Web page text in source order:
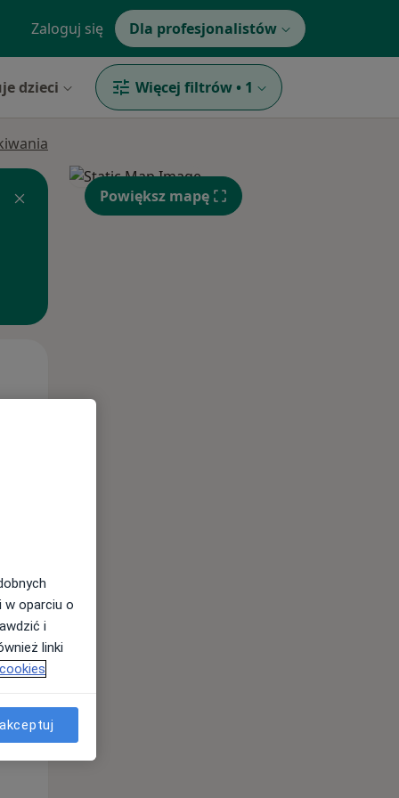
Zaloguj się Dla profesjonalistów
dzieci Więcej filtrów • 1
Śr,
12 Sie
Powiększ mapę
w oparciu o
i
linki